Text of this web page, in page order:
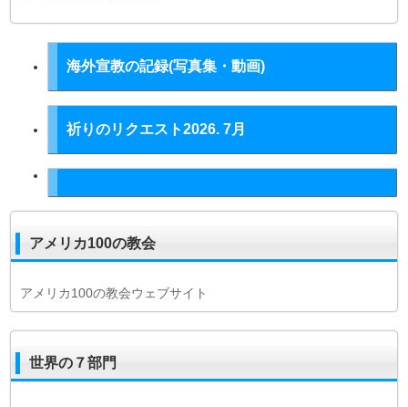
海外宣教の記録(写真集・動画)
祈りのリクエスト2026. 7月
アメリカ100の教会
アメリカ100の教会ウェブサイト
世界の７部門